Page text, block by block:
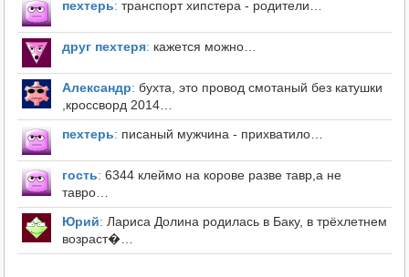
пехтерь: транспорт хипстера - родители…
друг пехтеря: кажется можно…
Александр: бухта, это провод смотаный без катушки
,кроссворд 2014…
пехтерь: писаный мужчина - прихватило…
гость: 6344 клеймо на корове разве тавр,а не
тавро…
Юрий: Лариса Долина родилась в Баку, в трёхлетнем
возраст�…